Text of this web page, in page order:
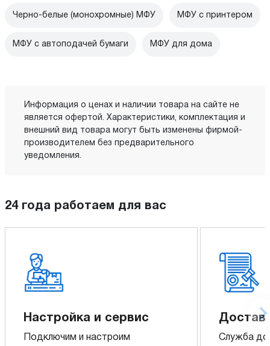
Черно-белые (монохромные) МФУ МФУ с принтером
МФУ с автоподачей бумаги МФУ для дома
Информация о ценах и наличии товара на сайте не
является офертой. Характеристики, комплектация и
внешний вид товара могут быть изменены фирмой-
производителем без предварительного
уведомления.
24 года работаем для вас
Настройка и сервис
Подключим и настроим
Служба